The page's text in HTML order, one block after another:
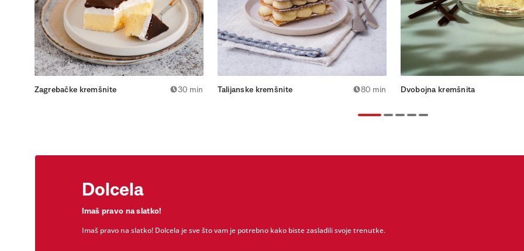
Zagrebačke kremšnite 30 min Talijanske kremšnite 80 min Dvobojna kremšnita
Dolcela
Imaš pravo na slatko!
Imaš pravo na slatko! Dolcela je sve što vam je potrebno kako biste zasladili svoje trenutke.